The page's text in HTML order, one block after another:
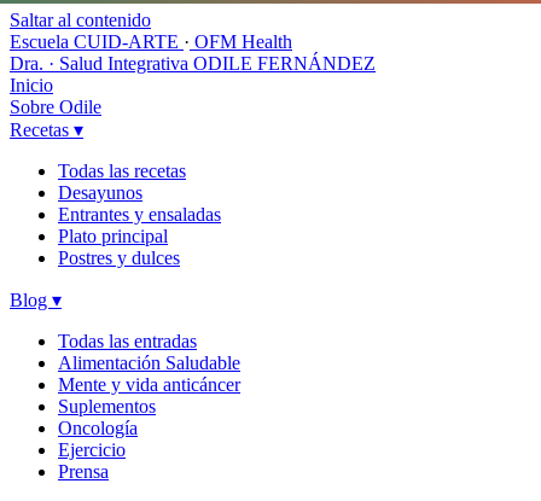
Saltar al contenido
Escuela CUID-ARTE · OFM Health
Dra. · Salud Integrativa ODILE FERNÁNDEZ
Inicio
Sobre Odile
Recetas ▾
Todas las recetas
Desayunos
Entrantes y ensaladas
Plato principal
Postres y dulces
Blog ▾
Todas las entradas
Alimentación Saludable
Mente y vida anticáncer
Suplementos
Oncología
Ejercicio
Prensa